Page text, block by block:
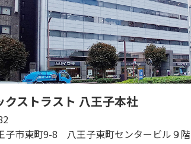
クストラスト 八王子本社
子市東町9-8 八王子東町センタービル９階